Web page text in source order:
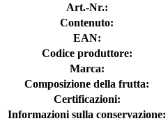
Art.-Nr.:
Contenuto:
EAN:
Codice produttore:
Marca:
Composizione della frutta:
Certificazioni:
Informazioni sulla conservazione: